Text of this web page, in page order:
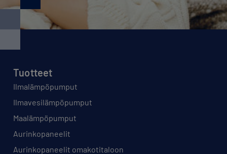
Tuotteet
Ilmalämpöpumput
Ilmavesilämpöpumput
Maalämpöpumput
Aurinkopaneelit
Aurinkopaneelit omakotitaloon